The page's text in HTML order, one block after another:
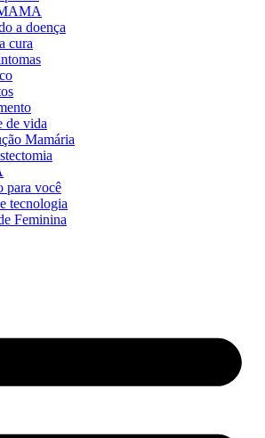
a doença
cura
de vida
Mamária
para você
tecnologia
Feminina